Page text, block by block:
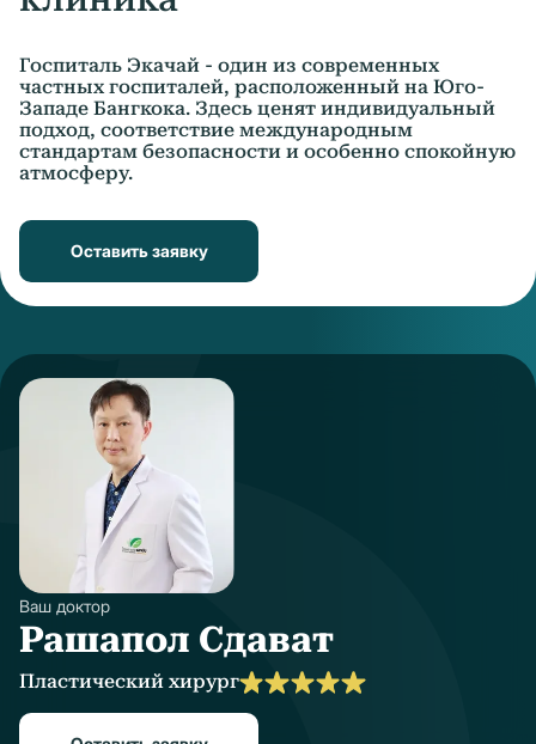
Госпиталь Экачай - один из современных
частных госпиталей, расположенный на Юго-
Западе Бангкока. Здесь ценят индивидуальный
подход, соответствие международным
стандартам безопасности и особенно спокойную
атмосферу.
Оставить заявку
Ваш доктор
Рашапол Сдават
Пластический хирург